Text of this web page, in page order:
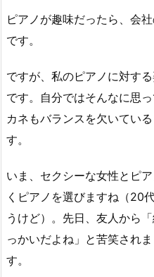
ピアノが趣味だったら、会
です。
ですが、私のピアノに対す
です。自分ではそんなに思
カネもバランスを欠いてい
す。
いま、セクシーな女性とピ
くピアノを選びますね（20
うけど）。先日、友人から
っかいだよね」と苦笑され
す。